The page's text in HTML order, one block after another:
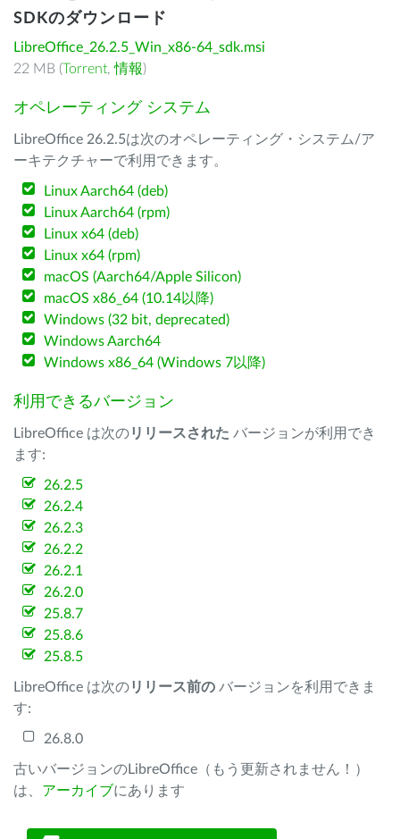
SDKのダウンロード
LibreOffice_26.2.5_Win_x86-64_sdk.msi
22 MB (Torrent,情報)
オペレーティング システム
LibreOffice 26.2.5は次のオペレーティング・システム/ア
ーキテクチャーで利用できます。
Linux Aarch64 (deb)
Linux Aarch64 (rpm)
Linux x64 (deb)
Linux x64 (rpm)
macOS (Aarch64/Apple Silicon)
macOS x86_64 (10.14以降)
Windows (32 bit, deprecated)
Windows Aarch64
Windows x86_64 (Windows 7以降)
利用できるバージョン
LibreOffice は次のリリースされた バージョンが利用でき
ます:
26.2.5
26.2.4
26.2.3
26.2.2
26.2.1
26.2.0
25.8.7
25.8.6
25.8.5
LibreOffice は次のリリース前の バージョンを利用できま
す:
26.8.0
古いバージョンのLibreOffice（もう更新されません！）
は、 アーカイブにあります